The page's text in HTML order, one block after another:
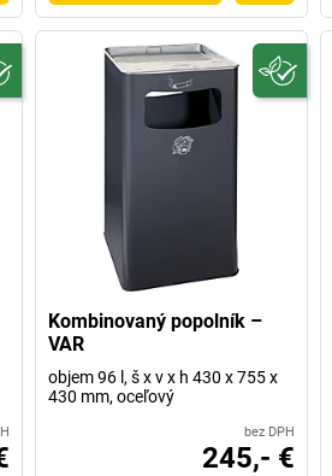
Kombinovaný popolník –
VAR
objem 96 l, š x v x h 430 x 755 x
430 mm, oceľový
bez DPH
245,- €